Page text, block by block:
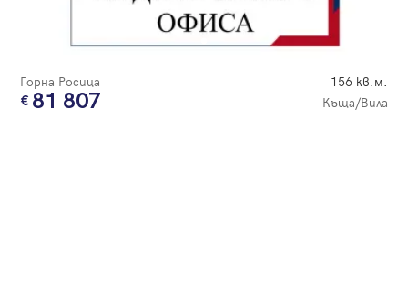
Горна Росица 156 кв.м.
81 807 Къща/Вила